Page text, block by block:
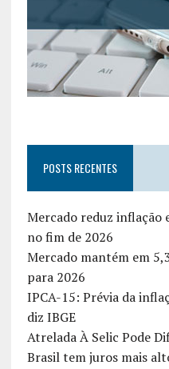
POSTS RECENTES
Mercado reduz inflação
no fim de 2026
Mercado mantém em
para 2026
IPCA-15: Prévia da
diz IBGE
Atrelada À Selic Pode
Brasil tem juros mais